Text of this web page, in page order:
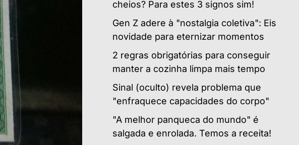
cheios? Para estes 3 signos sim!
Gen Z adere à "nostalgia coletiva": Eis
novidade para eternizar momentos
2 regras obrigatórias para conseguir
manter a cozinha limpa mais tempo
Sinal (oculto) revela problema que
"enfraquece capacidades do corpo"
"A melhor panqueca do mundo" é
salgada e enrolada. Temos a receita!